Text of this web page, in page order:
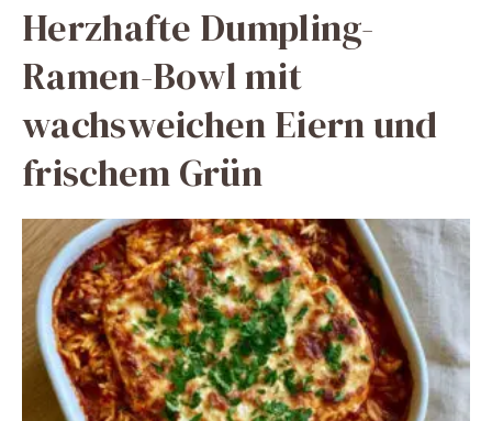
Herzhafte Dumpling-
Ramen-Bowl mit
wachsweichen Eiern und
frischem Grün